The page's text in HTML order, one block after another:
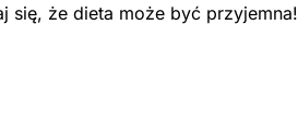
się, że dieta może być przyjemna!